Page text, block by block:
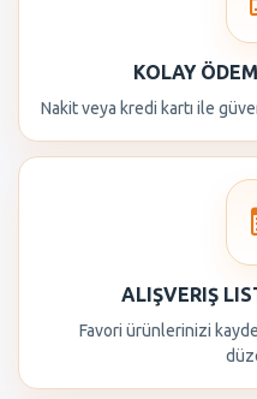
KOLAY
Nakit veya kredi kartı ile
ALIŞVERIŞ
Favori ürünlerinizi